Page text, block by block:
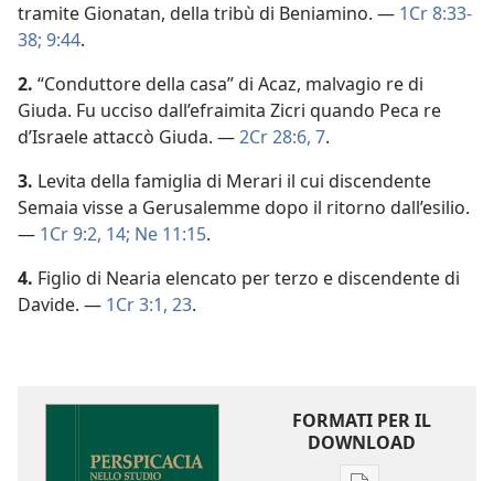
tramite Gionatan, della tribù di Beniamino. — 1Cr 8:33-
38; 9:44.
2. “Conduttore della casa” di Acaz, malvagio re di
Giuda. Fu ucciso dall’efraimita Zicri quando Peca re
d’Israele attaccò Giuda. —2Cr 28:6, 7.
3. Levita della famiglia di Merari il cui discendente
Semaia visse a Gerusalemme dopo il ritorno dall’esilio.
— 1Cr 9:2, 14; Ne 11:15.
4. Figlio di Nearia elencato per terzo e discendente di
Davide. — 1Cr 3:1, 23.
FORMATI PER IL
DOWNLOAD